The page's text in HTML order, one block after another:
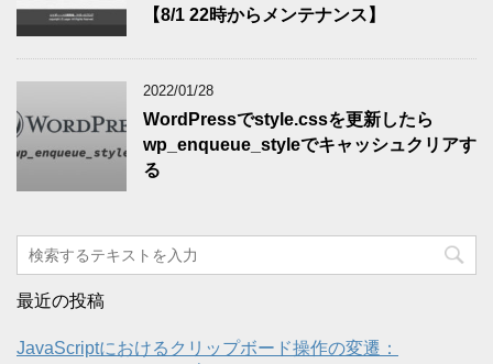
【8/1 22時からメンテナンス】
2022/01/28
WordPressでstyle.cssを更新したら
wp_enqueue_styleでキャッシュクリアす
る
最近の投稿
JavaScriptにおけるクリップボード操作の変遷：